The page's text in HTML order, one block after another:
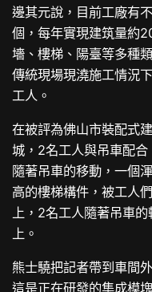
邊其元說，目前工廠有
個，每年實現建筑量約
墻、樓梯、陽臺等多種
傳統現場現澆施工情況
工人。
在被評為佛山市裝配式
城，2名工人與吊車配合
隨著吊車的移動，一個
高的樓梯構件，被工人
上，2名工人隨著吊車的
上。
熊士驍把記者帶到車間
這是正在研發的集成模